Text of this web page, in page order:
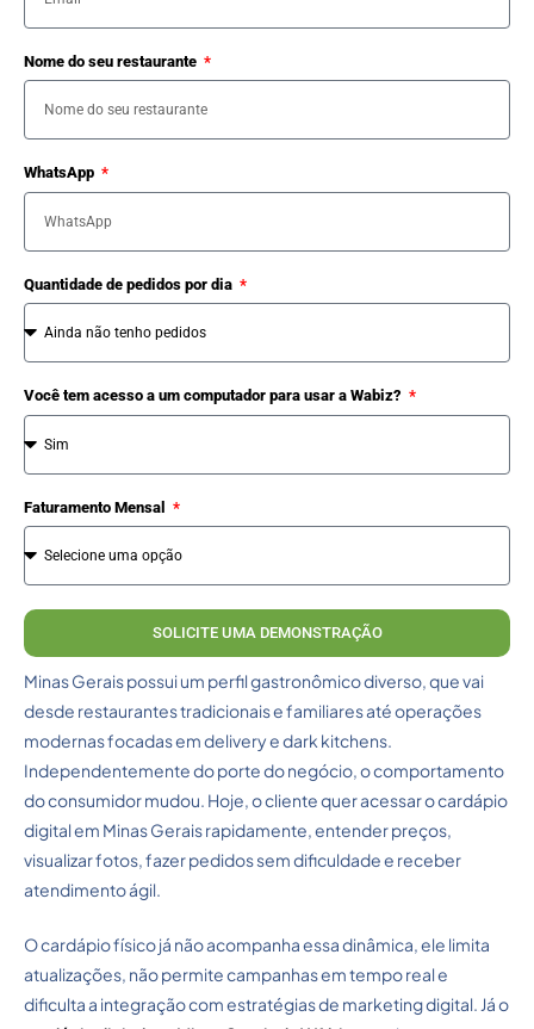
Nome do seu restaurante
WhatsApp
Quantidade de pedidos por dia
Você tem acesso a um computador para usar a Wabiz?
Faturamento Mensal
SOLICITE UMA DEMONSTRAÇÃO
Minas Gerais possui um perfil gastronômico diverso, que vai
desde restaurantes tradicionais e familiares até operações
modernas focadas em delivery e dark kitchens.
Independentemente do porte do negócio, o comportamento
do consumidor mudou. Hoje, o cliente quer acessar o cardápio
digital em Minas Gerais rapidamente, entender preços,
visualizar fotos, fazer pedidos sem dificuldade e receber
atendimento ágil.
O cardápio físico já não acompanha essa dinâmica, ele limita
atualizações, não permite campanhas em tempo real e
dificulta a integração com estratégias de marketing digital. Já o